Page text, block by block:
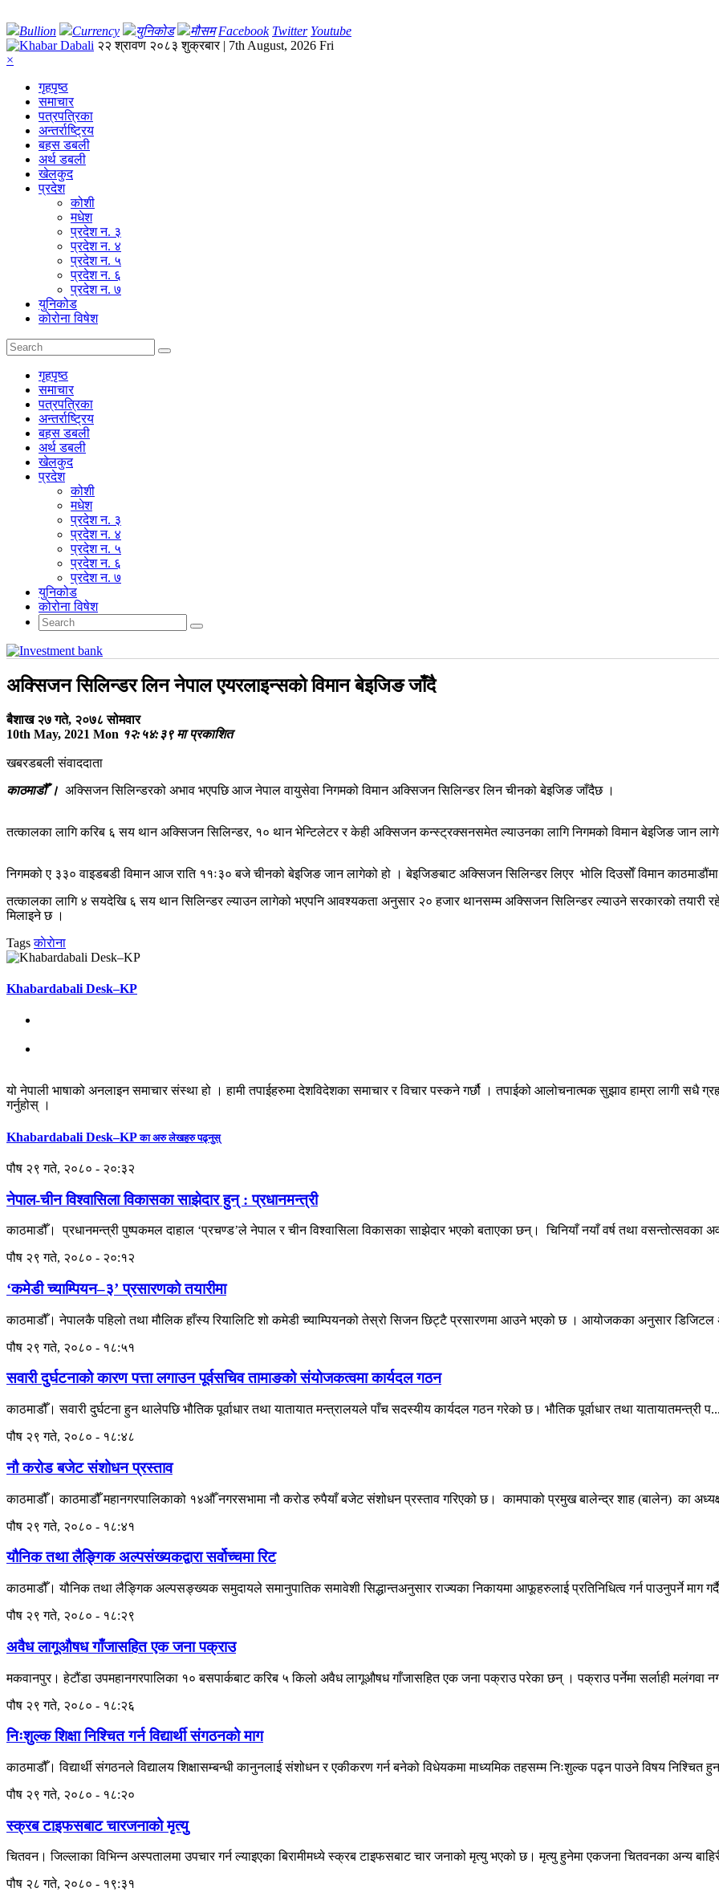
Bullion Currency युनिकोड मौसम Facebook Twitter Youtube
२२ श्रावण २०८३ शुक्रबार | 7th August, 2026 Fri
×
गृहपृष्‍ठ
समाचार
पत्रपत्रिका
अन्तर्राष्ट्रिय
बहस डबली
अर्थ डबली
खेलकुद
प्रदेश
कोशी
मधेश
प्रदेश न. ३
प्रदेश न. ४
प्रदेश न. ५
प्रदेश न. ६
प्रदेश न. ७
युनिकोड
कोरोना विषेश
गृहपृष्‍ठ
समाचार
पत्रपत्रिका
अन्तर्राष्ट्रिय
बहस डबली
अर्थ डबली
खेलकुद
प्रदेश
कोशी
मधेश
प्रदेश न. ३
प्रदेश न. ४
प्रदेश न. ५
प्रदेश न. ६
प्रदेश न. ७
युनिकोड
कोरोना विषेश
अक्सिजन सिलिन्डर लिन नेपाल एयरलाइन्सको विमान बेइजिङ जाँदै
बैशाख २७ गते, २०७८ सोमवार
10th May, 2021 Mon १२:५४:३९ मा प्रकाशित
खबरडबली संवाददाता
काठमाडौँ । अक्सिजन सिलिन्डरको अभाव भएपछि आज नेपाल वायुसेवा निगमको विमान अक्सिजन सिलिन्डर लिन चीनको बेइजिङ जाँदैछ ।
तत्कालका लागि करिब ६ सय थान अक्सिजन सिलिन्डर, १० थान भेन्टिलेटर र केही अक्सिजन कन्स्ट्रक्सनसमेत ल्याउनका लागि निगमको विमान बेइजिङ जान
निगमको ए ३३० वाइडबडी विमान आज राति ११ः३० बजे चीनको बेइजिङ जान लागेको हो । बेइजिङबाट अक्सिजन सिलिन्डर लिएर भोलि दिउसाेँ विमान
तत्कालका लागि ४ सयदेखि ६ सय थान सिलिन्डर ल्याउन लागेको भएपनि आवश्यकता अनुसार २० हजार थानसम्म अक्सिजन सिलिन्डर ल्याउने सरकारको तयारी
मिलाइने छ ।
Tags काेराेना
Khabardabali Desk–KP
यो नेपाली भाषाको अनलाइन समाचार संस्था हो । हामी तपाईहरुमा देशविदेशका समाचार र विचार पस्कने गर्छौ । तपाईको आलोचनात्मक सुझाव हाम्रा लागी सधै
गर्नुहोस् ।
Khabardabali Desk–KPका अरु लेखहरु पढ्नुस्
पौष २९ गते, २०८० - २०:३२
नेपाल-चीन विश्वासिला विकासका साझेदार हुन् : प्रधानमन्त्री
काठमाडौँ। प्रधानमन्त्री पुष्पकमल दाहाल ‘प्रचण्ड’ले नेपाल र चीन विश्वासिला विकासका साझेदार भएको बताएका छन्। चिनियाँ नयाँ वर्ष तथा वसन्तोत्सवका
पौष २९ गते, २०८० - २०:१२
‘कमेडी च्याम्पियन–३’ प्रसारणको तयारीमा
काठमाडौँ। नेपालकै पहिलो तथा मौलिक हाँस्य रियालिटि शो कमेडी च्याम्पियनको तेस्रो सिजन छिट्टै प्रसारणमा आउने भएको छ । आयोजकका अनुसार
पौष २९ गते, २०८० - १८:५१
सवारी दुर्घटनाको कारण पत्ता लगाउन पूर्वसचिव तामाङको संयोजकत्वमा कार्यदल गठन
काठमाडौँ। सवारी दुर्घटना हुन थालेपछि भौतिक पूर्वाधार तथा यातायात मन्त्रालयले पाँच सदस्यीय कार्यदल गठन गरेको छ। भौतिक पूर्वाधार तथा यातायातमन्त्री प...
पौष २९ गते, २०८० - १८:४८
नौ करोड बजेट संशोधन प्रस्ताव
काठमाडौँ। काठमाडौँ महानगरपालिकाको १४औँ नगरसभामा नौ करोड रुपैयाँ बजेट संशोधन प्रस्ताव गरिएको छ। कामपाको प्रमुख बालेन्द्र शाह (बालेन) का
पौष २९ गते, २०८० - १८:४१
यौनिक तथा लैङ्गिक अल्पसंख्यकद्वारा सर्वोच्चमा रिट
काठमाडौँ। यौनिक तथा लैङ्गिक अल्पसङ्ख्यक समुदायले समानुपातिक समावेशी सिद्धान्तअनुसार राज्यका निकायमा आफूहरुलाई प्रतिनिधित्व गर्न पाउनुपर्ने माग
पौष २९ गते, २०८० - १८:२९
अवैध लागूऔषध गाँजासहित एक जना पक्राउ
मकवानपुर। हेटौंडा उपमहानगरपालिका १० बसपार्कबाट करिब ५ किलो अवैध लागूऔषध गाँजासहित एक जना पक्राउ परेका छन् । पक्राउ पर्नेमा सर्लाही मलंगवा
पौष २९ गते, २०८० - १८:२६
निःशुल्क शिक्षा निश्चित गर्न विद्यार्थी संगठनको माग
काठमाडौँ। विद्यार्थी संगठनले विद्यालय शिक्षासम्बन्धी कानुनलाई संशोधन र एकीकरण गर्न बनेको विधेयकमा माध्यमिक तहसम्म निःशुल्क पढ्न पाउने विषय निश्चित
पौष २९ गते, २०८० - १८:२०
स्क्रब टाइफसबाट चारजनाको मृत्यु
चितवन। जिल्लाका विभिन्न अस्पतालमा उपचार गर्न ल्याइएका बिरामीमध्ये स्क्रब टाइफसबाट चार जनाको मृत्यु भएको छ। मृत्यु हुनेमा एकजना चितवनका अन्य
पौष २८ गते, २०८० - १९:३१